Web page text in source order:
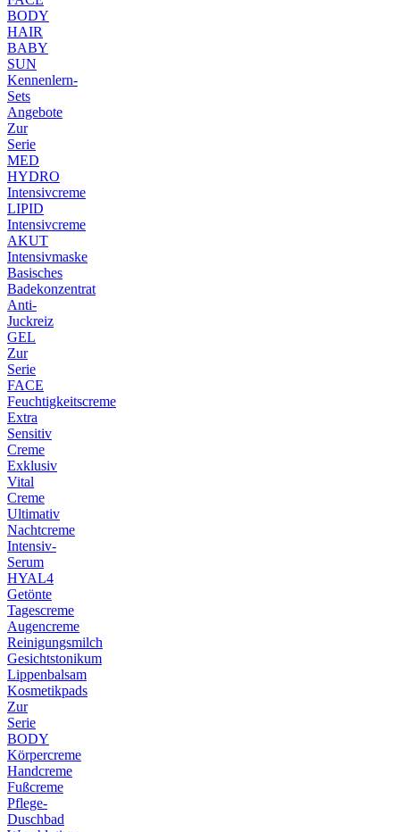
BODY
HAIR
BABY
SUN
Kennenlern-
Sets
Angebote
Zur
Serie
MED
HYDRO
Intensivcreme
LIPID
Intensivcreme
AKUT
Intensivmaske
Basisches
Badekonzentrat
Anti-
Juckreiz
GEL
Zur
Serie
FACE
Feuchtigkeitscreme
Extra
Sensitiv
Creme
Exklusiv
Vital
Creme
Ultimativ
Nachtcreme
Intensiv-
Serum
HYAL4
Getönte
Tagescreme
Augencreme
Reinigungsmilch
Gesichtstonikum
Lippenbalsam
Kosmetikpads
Zur
Serie
BODY
Körpercreme
Handcreme
Fußcreme
Pflege-
Duschbad